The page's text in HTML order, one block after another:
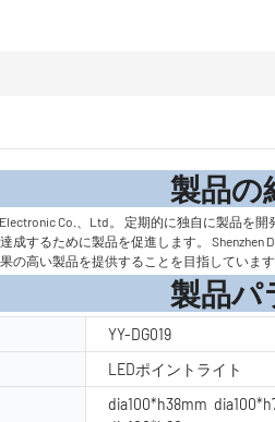
Co.、Ltd。 定期的に独自に製品
成するために製品を促進します。
の高い製品を提供することを目指しています
ラメー
YY-DG019
LEDポイントライト
dia100*h38mm